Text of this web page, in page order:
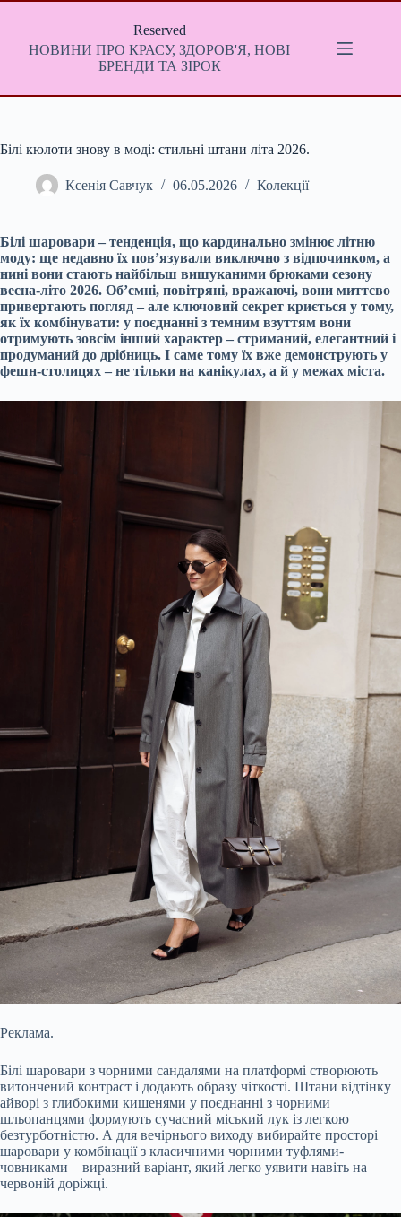
Перейти
Reserved
НОВИНИ ПРО КРАСУ, ЗДОРОВ'Я, НОВІ
БРЕНДИ ТА ЗІРОК
Білі кюлоти знову в моді: стильні штани літа 2026.
Ксенія Савчук 06.05.2026 Колекції
Білі шаровари – тенденція, що кардинально змінює літню
моду: ще недавно їх пов’язували виключно з відпочинком, а
нині вони стають найбільш вишуканими брюками сезону
весна-літо 2026. Об’ємні, повітряні, вражаючі, вони миттєво
привертають погляд – але ключовий секрет криється у тому,
як їх комбінувати: у поєднанні з темним взуттям вони
отримують зовсім інший характер – стриманий, елегантний і
продуманий до дрібниць. І саме тому їх вже демонструють у
фешн-столицях – не тільки на канікулах, а й у межах міста.
Реклама.
Білі шаровари з чорними сандалями на платформі створюють
витончений контраст і додають образу чіткості. Штани відтінку
айворі з глибокими кишенями у поєднанні з чорними
шльопанцями формують сучасний міський лук із легкою
безтурботністю. А для вечірнього виходу вибирайте просторі
шаровари у комбінації з класичними чорними туфлями-
човниками – виразний варіант, який легко уявити навіть на
червоній доріжці.